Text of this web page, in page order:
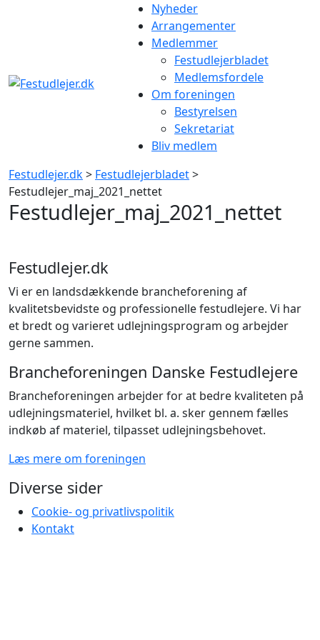
Nyheder
Arrangementer
Medlemmer
Festudlejerbladet
Medlemsfordele
Om foreningen
Bestyrelsen
Sekretariat
Bliv medlem
Festudlejer.dk> Festudlejerbladet>
Festudlejer_maj_2021_nettet
Festudlejer_maj_2021_nettet
Festudlejer.dk
Vi er en landsdækkende brancheforening af
kvalitetsbevidste og professionelle festudlejere. Vi har
et bredt og varieret udlejningsprogram og arbejder
gerne sammen.
Brancheforeningen Danske Festudlejere
Brancheforeningen arbejder for at bedre kvaliteten på
udlejningsmateriel, hvilket bl. a. sker gennem fælles
indkøb af materiel, tilpasset udlejningsbehovet.
Læs mere om foreningen
Diverse sider
Cookie- og privatlivspolitik
Kontakt